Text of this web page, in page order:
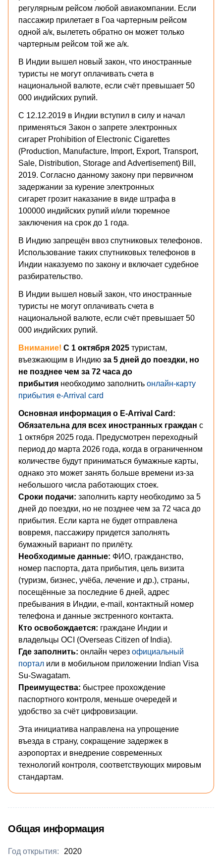
регулярным рейсом любой авиакомпании. Если
пассажир прилетает в Гоа чартерным рейсом
одной а/к, вылететь обратно он может только
чартерным рейсом той же а/к.
В Индии вышел новый закон, что иностранные
туристы не могут оплачивать счета в
национальной валюте, если счёт превышает 50
000 индийских рупий.
С 12.12.2019 в Индии вступил в силу и начал
применяться Закон о запрете электронных
сигарет Prohibition of Electronic Cigarettes
(Production, Manufacture, Import, Export, Transport,
Sale, Distribution, Storage and Advertisement) Bill,
2019. Согласно данному закону при первичном
задержании за курение электронных
сигарет грозит наказание в виде штрафа в
100000 индийских рупий и/или тюремное
заключения на срок до 1 года.
В Индию запрещён ввоз спутниковых телефонов.
Использование таких спутниковых телефонов в
Индии наказуемо по закону и включает судебное
разбирательство.
В Индии вышел новый закон, что иностранные
туристы не могут оплачивать счета в
национальной валюте, если счёт превышает 50
000 индийских рупий.
Внимание! С 1 октября 2025 туристам,
въезжающим в Индию за 5 дней до поездки, но
не позднее чем за 72 часа до
прибытия необходимо заполнить онлайн-карту
прибытия e-Arrival card
Основная информация о E-Arrival Card:
Обязательна для всех иностранных граждан с
1 октября 2025 года. Предусмотрен переходный
период до марта 2026 года, когда в ограниченном
количестве будут приниматься бумажные карты,
однако это может занять больше времени из-за
небольшого числа работающих стоек.
Сроки подачи: заполнить карту необходимо за 5
дней до поездки, но не позднее чем за 72 часа до
прибытия. Если карта не будет отправлена
вовремя, пассажиру придется заполнять
бумажный вариант по прилёту.
Необходимые данные: ФИО, гражданство,
номер паспорта, дата прибытия, цель визита
(туризм, бизнес, учёба, лечение и др.), страны,
посещённые за последние 6 дней, адрес
пребывания в Индии, e-mail, контактный номер
телефона и данные экстренного контакта.
Кто освобождается: граждане Индии и
владельцы OCI (Overseas Citizen of India).
Где заполнить: онлайн через официальный
портал или в мобильном приложении Indian Visa
Su-Swagatam.
Преимущества: быстрее прохождение
паспортного контроля, меньше очередей и
удобство за счёт цифровизации.
Эта инициатива направлена на упрощение
въезда в страну, сокращение задержек в
аэропортах и внедрение современных
технологий контроля, соответствующих мировым
стандартам.
Общая информация
Год открытия:
2020